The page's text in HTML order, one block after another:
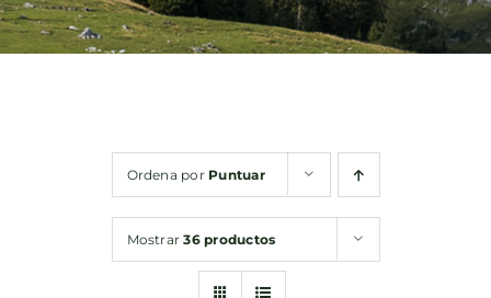
Bebidas
Ordena por Puntuar
Mostrar36 productos